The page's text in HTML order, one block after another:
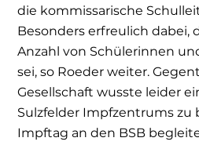
die kommissarische
Besonders erfreulich dabei,
Anzahl von Schülerinnen
sei, so Roeder weiter.
Gesellschaft wusste leider
Sulzfelder Impfzentrums zu
Impftag an den BSB